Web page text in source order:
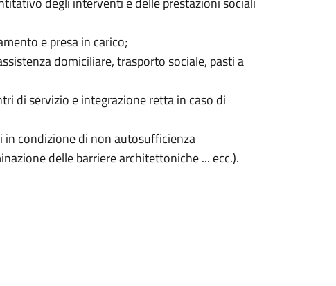
e presa in carico;
domiciliare, trasporto sociale, pasti a
di servizio e integrazione retta in caso di
condizione di non autosufficienza
delle barriere architettoniche ... ecc.).